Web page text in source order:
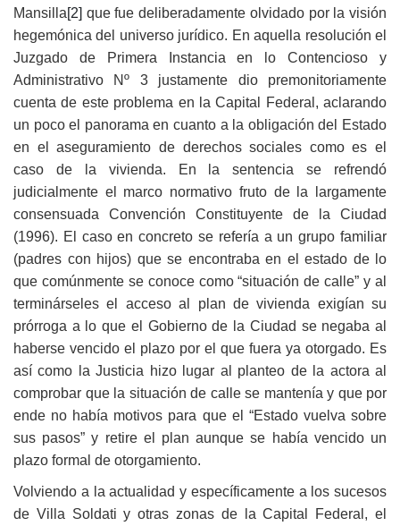
Mansilla[2] que fue deliberadamente olvidado por la visión
hegemónica del universo jurídico. En aquella resolución el
Juzgado de Primera Instancia en lo Contencioso y
Administrativo Nº 3 justamente dio premonitoriamente
cuenta de este problema en la Capital Federal, aclarando
un poco el panorama en cuanto a la obligación del Estado
en el aseguramiento de derechos sociales como es el
caso de la vivienda. En la sentencia se refrendó
judicialmente el marco normativo fruto de la largamente
consensuada Convención Constituyente de la Ciudad
(1996). El caso en concreto se refería a un grupo familiar
(padres con hijos) que se encontraba en el estado de lo
que comúnmente se conoce como “situación de calle” y al
terminárseles el acceso al plan de vivienda exigían su
prórroga a lo que el Gobierno de la Ciudad se negaba al
haberse vencido el plazo por el que fuera ya otorgado. Es
así como la Justicia hizo lugar al planteo de la actora al
comprobar que la situación de calle se mantenía y que por
ende no había motivos para que el “Estado vuelva sobre
sus pasos” y retire el plan aunque se había vencido un
plazo formal de otorgamiento.
Volviendo a la actualidad y específicamente a los sucesos
de Villa Soldati y otras zonas de la Capital Federal, el